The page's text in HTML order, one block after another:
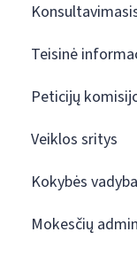
Teisinė
Peticijų
Veiklos sritys
Kokybės vadyba
Mokesčių